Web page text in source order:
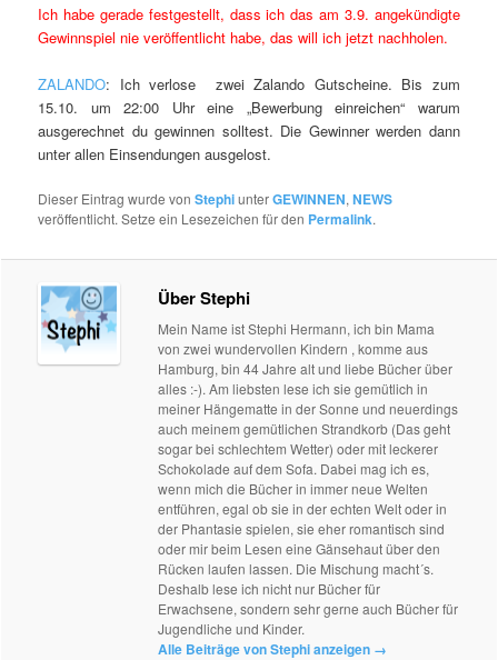
Ich habe gerade festgestellt, dass ich das am 3.9. angekündigte
Gewinnspiel nie veröffentlicht habe, das will ich jetzt nachholen.
ZALANDO: Ich verlose zwei Zalando Gutscheine. Bis zum
15.10. um 22:00 Uhr eine „Bewerbung einreichen“ warum
ausgerechnet du gewinnen solltest. Die Gewinner werden dann
unter allen Einsendungen ausgelost.
Dieser Eintrag wurde vonStephiunterGEWINNEN,NEWS
veröffentlicht. Setze ein Lesezeichen für den Permalink.
Über Stephi
Mein Name ist Stephi Hermann, ich bin Mama
von zwei wundervollen Kindern , komme aus
Hamburg, bin 44 Jahre alt und liebe Bücher über
alles :-). Am liebsten lese ich sie gemütlich in
meiner Hängematte in der Sonne und neuerdings
auch meinem gemütlichen Strandkorb (Das geht
sogar bei schlechtem Wetter) oder mit leckerer
Schokolade auf dem Sofa. Dabei mag ich es,
wenn mich die Bücher in immer neue Welten
entführen, egal ob sie in der echten Welt oder in
der Phantasie spielen, sie eher romantisch sind
oder mir beim Lesen eine Gänsehaut über den
Rücken laufen lassen. Die Mischung macht´s.
Deshalb lese ich nicht nur Bücher für
Erwachsene, sondern sehr gerne auch Bücher für
Jugendliche und Kinder.
Alle Beiträge von Stephi anzeigen →